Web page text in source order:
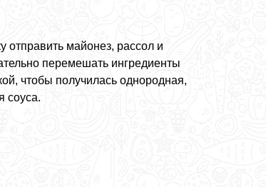
отправить майонез, рассол и
перемешать ингредиенты
чтобы получилась однородная,
соуса.